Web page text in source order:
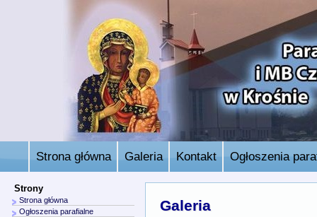
Strona główna Galeria Kontakt Ogłoszenia
Galeria
Strony
Strona główna
Ogłoszenia parafialne